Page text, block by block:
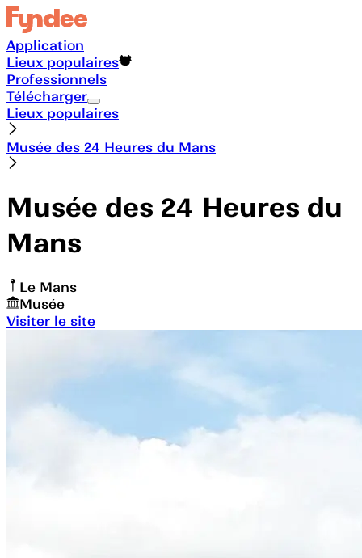
Application
Lieux populaires
Professionnels
Télécharger
Lieux populaires
Musée des 24 Heures du Mans
Musée des 24 Heures du
Mans
Le Mans
Musée
Visiter le site